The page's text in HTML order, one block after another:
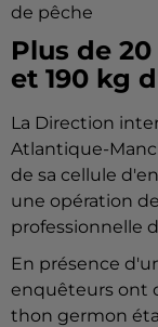
de pêche
Plus de
et 190 kg
La Direction
Atlantique-
de sa cellule
une opération
professionnelle
En présence
enquêteurs ont
thon germon